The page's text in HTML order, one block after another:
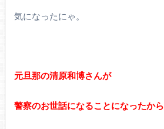
気になったにゃ。
元旦那の清原和博さんが
警察のお世話になることになったから